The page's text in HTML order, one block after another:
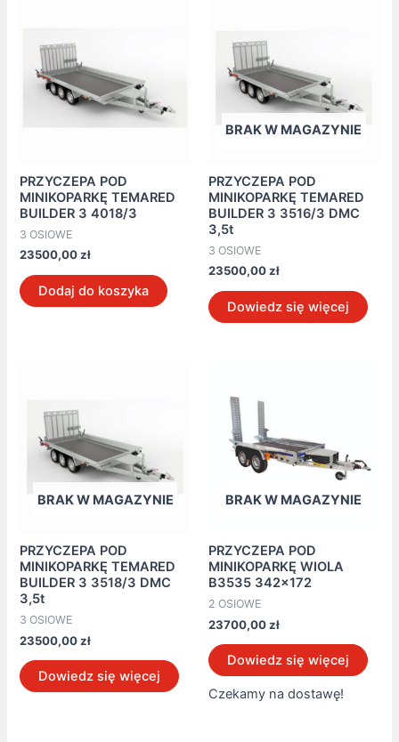
PRZYCZEPA POD
MINIKOPARKĘ TEMARED
BUILDER 3 4018/3
3 OSIOWE
23500,00zł
Dodaj do koszyka
BRAK W MAGAZYNIE
PRZYCZEPA POD
MINIKOPARKĘ TEMARED
BUILDER 3 3516/3 DMC
3,5t
3 OSIOWE
23500,00zł
Dowiedz się więcej
BRAK W MAGAZYNIE
PRZYCZEPA POD
MINIKOPARKĘ TEMARED
BUILDER 3 3518/3 DMC
3,5t
3 OSIOWE
23500,00zł
Dowiedz się więcej
BRAK W MAGAZYNIE
PRZYCZEPA POD
MINIKOPARKĘ WIOLA
B3535 342×172
2 OSIOWE
23700,00zł
Dowiedz się więcej
Czekamy na dostawę!